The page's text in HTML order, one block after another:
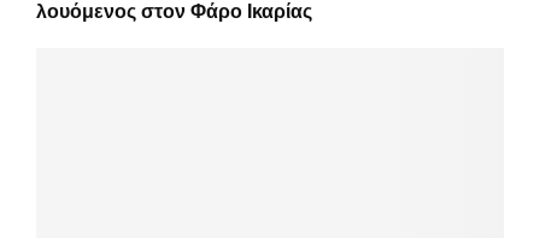
λουόμενος στον Φάρο Ικαρίας